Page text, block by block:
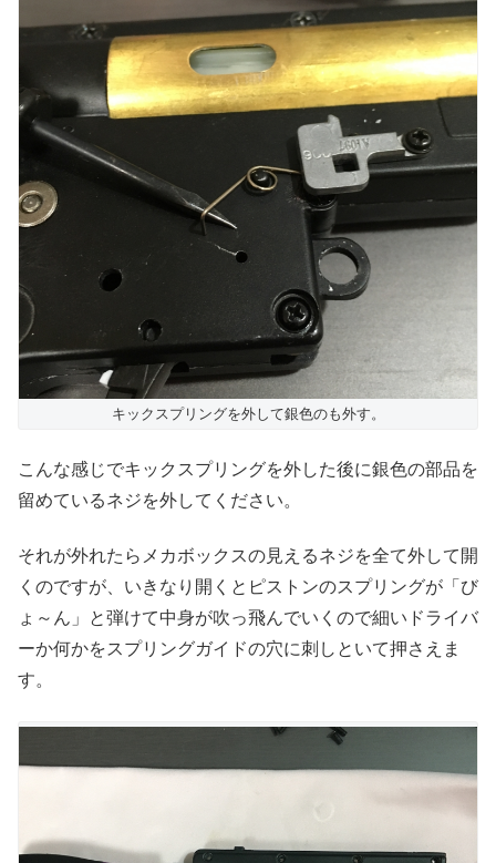
キックスプリングを外して銀色のも外す。
こんな感じでキックスプリングを外した後に銀色の部品を
留めているネジを外してください。
それが外れたらメカボックスの見えるネジを全て外して開
くのですが、いきなり開くとピストンのスプリングが「び
ょ～ん」と弾けて中身が吹っ飛んでいくので細いドライバ
ーか何かをスプリングガイドの穴に刺しといて押さえま
す。